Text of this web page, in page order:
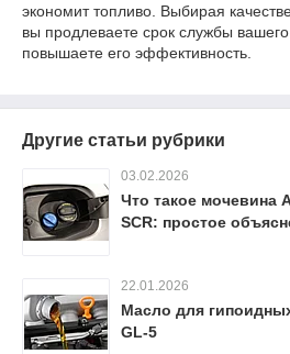
экономит топливо. Выбирая
вы продлеваете срок службы
повышаете его эффективность.
Другие статьи рубрики
03.02.2026
Что такое мочевина
SCR: простое
22.01.2026
Масло для
GL-5